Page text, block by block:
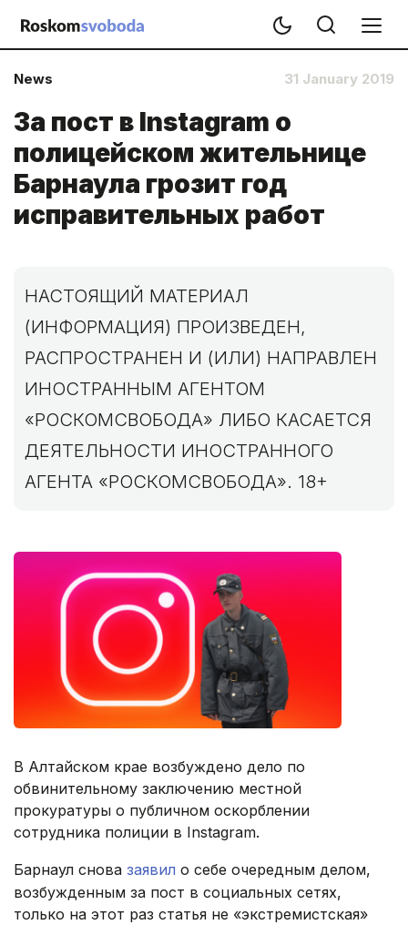
News 31 January 2019
За пост в Instagram о
полицейском жительнице
Барнаула грозит год
исправительных работ
НАСТОЯЩИЙ МАТЕРИАЛ
(ИНФОРМАЦИЯ) ПРОИЗВЕДЕН,
РАСПРОСТРАНЕН И (ИЛИ) НАПРАВЛЕН
ИНОСТРАННЫМ АГЕНТОМ
«РОСКОМСВОБОДА» ЛИБО КАСАЕТСЯ
ДЕЯТЕЛЬНОСТИ ИНОСТРАННОГО
АГЕНТА «РОСКОМСВОБОДА». 18+
В Алтайском крае возбуждено дело по
обвинительному заключению местной
прокуратуры о публичном оскорблении
сотрудника полиции в Instagram.
Барнаул снова заявил о себе очередным делом,
возбужденным за пост в социальных сетях,
только на этот раз статья не «экстремистская»